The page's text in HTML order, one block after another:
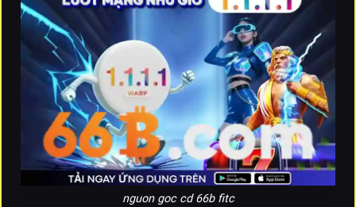
nguon goc cd 66b fitc